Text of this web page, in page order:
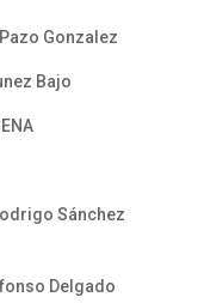
Gonzalez
Bajo
Sánchez
Delgado